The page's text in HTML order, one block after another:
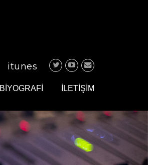
itunes
BİYOGRAFİ İLETİŞİM